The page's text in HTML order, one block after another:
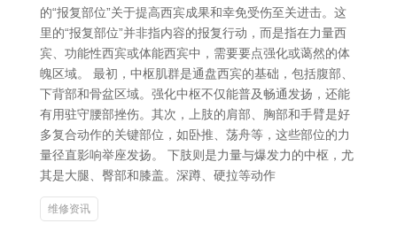
的“报复部位”关于提高西宾成果和幸免受伤至关进击。这
里的“报复部位”并非指内容的报复行动，而是指在力量西
宾、功能性西宾或体能西宾中，需要要点强化或蔼然的体
魄区域。 最初，中枢肌群是通盘西宾的基础，包括腹部、
下背部和骨盆区域。强化中枢不仅能普及畅通发扬，还能
有用驻守腰部挫伤。其次，上肢的肩部、胸部和手臂是好
多复合动作的关键部位，如卧推、荡舟等，这些部位的力
量径直影响举座发扬。 下肢则是力量与爆发力的中枢，尤
其是大腿、臀部和膝盖。深蹲、硬拉等动作
维修资讯